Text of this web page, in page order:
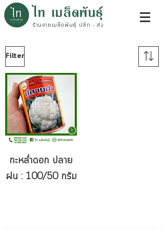
ไท เมล็ดพันธุ์
ร้านขายเมล็ดพันธุ์ ปลีก - ส่ง
Filter
กะหล่ำดอก ปลาย
ฝน : 100/50 กรัม